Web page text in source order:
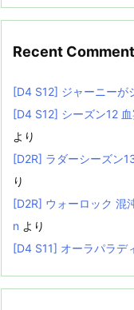
Recent
[D4 S12] ジャーニーが
[D4 S12] シーズン12
より
[D2R] ラダーシーズン
り
[D2R] ウォーロック 混
n より
[D4 S11] オーラパラデ